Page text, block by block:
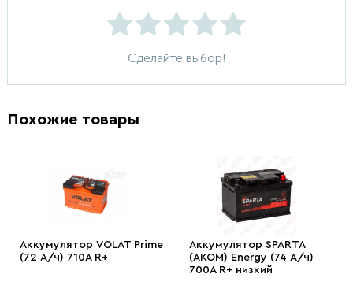
Сделайте выбор!
Похожие товары
Аккумулятор VOLAT Prime
(72 А/ч) 710A R+
Аккумулятор SPARTA
(АKOM) Energy (74 А/ч)
700A R+ низкий